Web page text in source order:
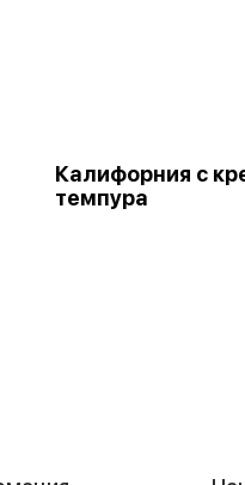
Калифорния с
темпура